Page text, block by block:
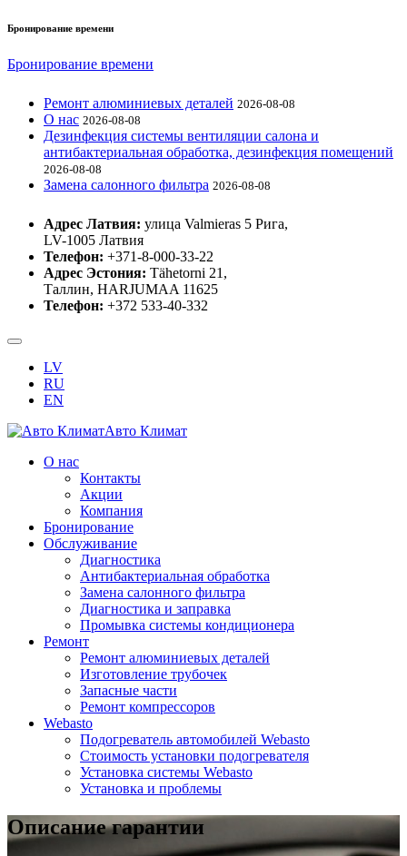
Бронирование времени
Бронирование времени
Ремонт алюминиевых деталей 2026-08-08
О нас 2026-08-08
Дезинфекция системы вентиляции салона и
антибактериальная обработка, дезинфекция помещений
2026-08-08
Замена салонного фильтра 2026-08-08
Адрес Латвия: улица Valmieras 5 Рига,
LV-1005 Латвия
Телефон: +371-8-000-33-22
Адрес Эстония: Tähetorni 21,
Таллин, HARJUMAA 11625
Телефон: +372 533-40-332
LV
RU
EN
Авто Климат
О нас
Контакты
Акции
Компания
Бронирование
Обслуживание
Диагностика
Aнтибактериальная обработка
Замена салонного фильтра
Диагностика и заправка
Промывка системы кондиционера
Ремонт
Ремонт алюминиевых деталей
Изготовление трубочек
Запасные части
Ремонт компрессоров
Webasto
Подогреватель автомобилей Webasto
Стоимость установки подогревателя
Установка системы Webasto
Установка и проблемы
Описание гарантии